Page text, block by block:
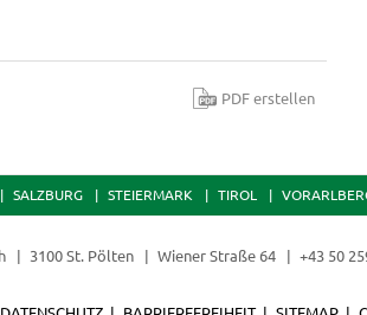
PDF erstellen
SALZBURG STEIERMARK TIROL
3100 St. Pölten Wiener Straße 64 +43 50